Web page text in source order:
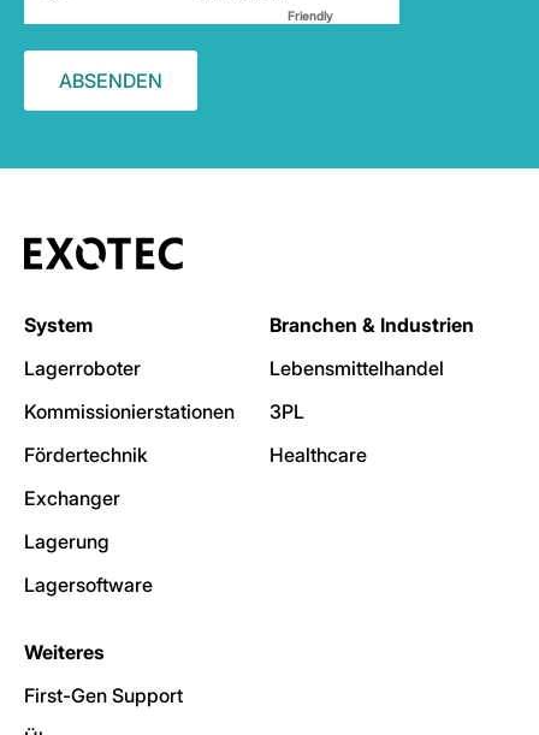
FriendlyCaptcha ⇗
System
Lagerroboter
Kommissionierstationen
Fördertechnik
Exchanger
Lagerung
Lagersoftware
Branchen & Industrien
Lebensmittelhandel
3PL
Healthcare
Weiteres
First-Gen Support